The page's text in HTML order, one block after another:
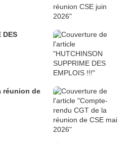
DES
réunion de